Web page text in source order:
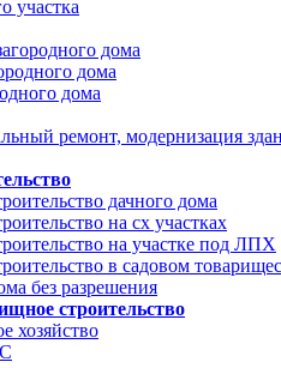
участка
дома
дома
дома
ремонт, модернизация
дачного дома
на сх участках
на участке под ЛПХ
в садовом
без разрешения
строительство
хозяйство